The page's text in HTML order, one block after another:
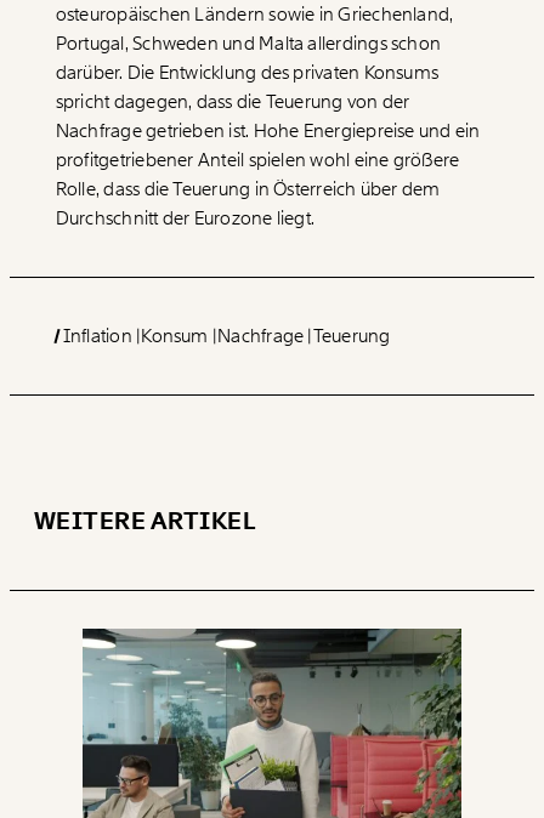
WEITER
1/3
osteuropäischen Ländern sowie in Griechenland,
Portugal, Schweden und Malta allerdings schon
darüber. Die Entwicklung des privaten Konsums
spricht dagegen, dass die Teuerung von der
Nachfrage getrieben ist. Hohe Energiepreise und ein
profitgetriebener Anteil spielen wohl eine größere
Rolle, dass die Teuerung in Österreich über dem
Durchschnitt der Eurozone liegt.
Inflation Konsum Nachfrage Teuerung
WEITERE ARTIKEL